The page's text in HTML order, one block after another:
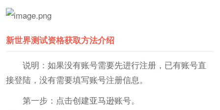
新世界测试资格获取方法介绍
说明：如果没有账号需要先进行注册，已有账号直
接登陆，没有需要填写账号注册信息。
第一步：点击创建亚马逊账号。